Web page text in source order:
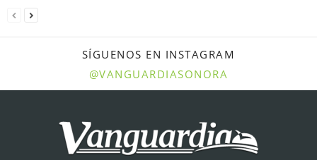
SÍGUENOS EN INSTAGRAM
@VANGUARDIASONORA